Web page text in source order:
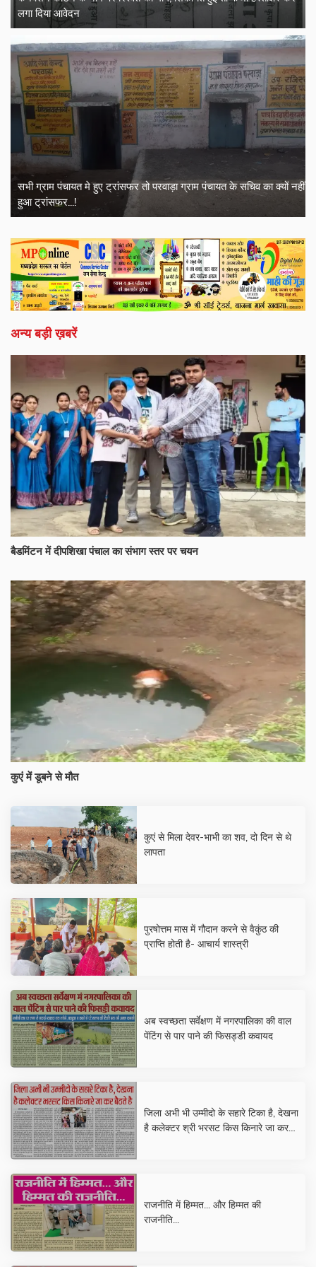
लगा दिया आवेदन
सभी ग्राम पंचायत मे हुए ट्रांसफर तो परवाड़ा ग्राम पंचायत के सचिव का क्यों नहीं
हुआ ट्रांसफर...!
अन्य बड़ी ख़बरें
बैडमिंटन में दीपशिखा पंचाल का संभाग स्तर पर चयन
कुएं में डूबने से मौत
कुएं से मिला देवर-भाभी का शव, दो दिन से थे
लापता
पुरषोत्तम मास में गौदान करने से वैकुंठ की
प्राप्ति होती है- आचार्य शास्त्री
अब स्वच्छता सर्वेक्षण में नगरपालिका की वाल
पेंटिंग से पार पाने की फिसड्डी कवायद
जिला अभी भी उम्मीदो के सहारे टिका है, देखना
है कलेक्टर श्री भरसट किस किनारे जा कर
राजनीति में हिम्मत... और हिम्मत की
राजनीति...